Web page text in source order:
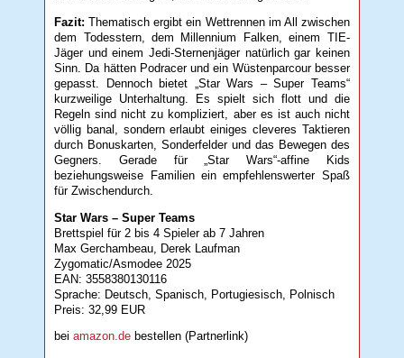
Fazit:Thematisch ergibt ein Wettrennen im All zwischen
dem Todesstern, dem Millennium Falken, einem TIE-
Jäger und einem Jedi-Sternenjäger natürlich gar keinen
Sinn. Da hätten Podracer und ein Wüstenparcour besser
gepasst. Dennoch bietet „Star Wars – Super Teams“
kurzweilige Unterhaltung. Es spielt sich flott und die
Regeln sind nicht zu kompliziert, aber es ist auch nicht
völlig banal, sondern erlaubt einiges cleveres Taktieren
durch Bonuskarten, Sonderfelder und das Bewegen des
Gegners. Gerade für „Star Wars“-affine Kids
beziehungsweise Familien ein empfehlenswerter Spaß
für Zwischendurch.
Star Wars – Super Teams
Brettspiel für 2 bis 4 Spieler ab 7 Jahren
Max Gerchambeau, Derek Laufman
Zygomatic/Asmodee 2025
EAN: 3558380130116
Sprache: Deutsch, Spanisch, Portugiesisch, Polnisch
Preis: 32,99 EUR
beiamazon.de bestellen (Partnerlink)